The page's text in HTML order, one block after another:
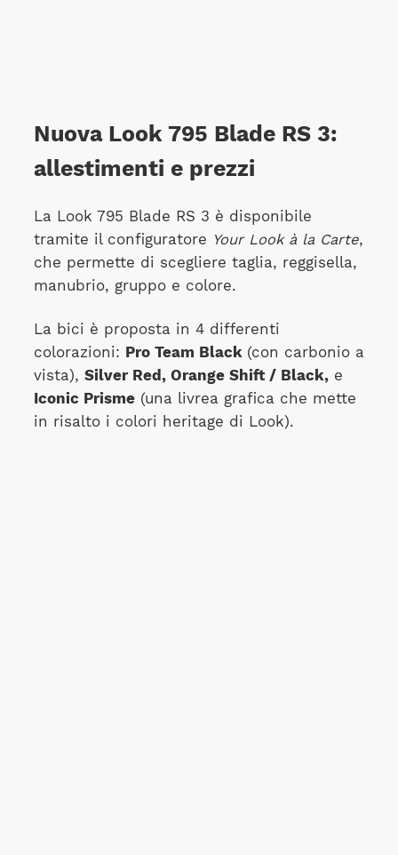
Nuova Look 795 Blade RS 3:
allestimenti e prezzi
La Look 795 Blade RS 3 è disponibile
tramite il configuratore Your Look à la Carte,
che permette di scegliere taglia, reggisella,
manubrio, gruppo e colore.
La bici è proposta in 4 differenti
colorazioni: Pro Team Black (con carbonio a
vista), Silver Red, Orange Shift / Black,e
Iconic Prisme(una livrea grafica che mette
in risalto i colori heritage di Look).